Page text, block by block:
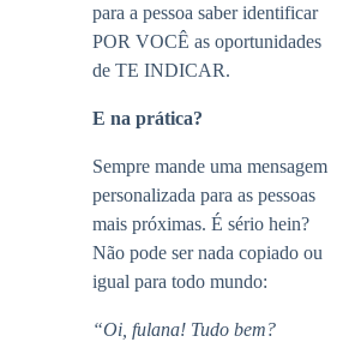
para a pessoa saber identificar
POR VOCÊ as oportunidades
de TE INDICAR.
E na prática?
Sempre mande uma mensagem
personalizada para as pessoas
mais próximas. É sério hein?
Não pode ser nada copiado ou
igual para todo mundo:
“Oi, fulana! Tudo bem?